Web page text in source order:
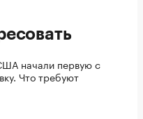
начали первую с
Что требуют